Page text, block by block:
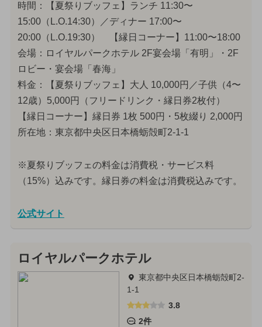
時間：【夏祭りブッフェ】ランチ 11:30〜
15:00（L.O.14:30）／ディナー 17:00〜
20:00（L.O.19:30） 【縁日コーナー】11:00〜18:00
会場：ロイヤルパークホテル 2F宴会場「有明」・2F
ロビー・宴会場「春海」
料金：【夏祭りブッフェ】大人 10,000円／子供（4〜
12歳）5,000円（フリードリンク・縁日券2枚付）
【縁日コーナー】縁日券 1枚 500円・5枚綴り 2,000円
所在地：東京都中央区日本橋蛎殻町2-1-1
※夏祭りブッフェの料金は消費税・サービス料
（15%）込みです。縁日券の料金は消費税込みです。
公式サイト
ロイヤルパークホテル
東京都中央区日本橋蛎殻町2-
1-1
3.8
2件